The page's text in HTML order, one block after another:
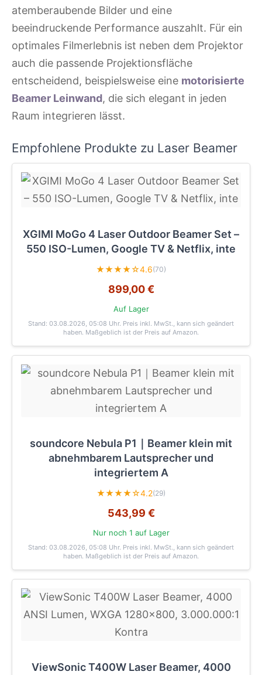
atemberaubende Bilder und eine
beeindruckende Performance auszahlt. Für ein
optimales Filmerlebnis ist neben dem Projektor
auch die passende Projektionsfläche
entscheidend, beispielsweise eine motorisierte
Beamer Leinwand, die sich elegant in jeden
Raum integrieren lässt.
Empfohlene Produkte zu Laser Beamer
XGIMI MoGo 4 Laser Outdoor Beamer Set –
550 ISO-Lumen, Google TV & Netflix, inte
★★★★☆4.6(70)
899,00 €
Auf Lager
Stand: 03.08.2026, 05:08 Uhr. Preis inkl. MwSt., kann sich geändert
haben. Maßgeblich ist der Preis auf Amazon.
soundcore Nebula P1｜Beamer klein mit
abnehmbarem Lautsprecher und
integriertem A
★★★★☆4.2(29)
543,99 €
Nur noch 1 auf Lager
Stand: 03.08.2026, 05:08 Uhr. Preis inkl. MwSt., kann sich geändert
haben. Maßgeblich ist der Preis auf Amazon.
ViewSonic T400W Laser Beamer, 4000